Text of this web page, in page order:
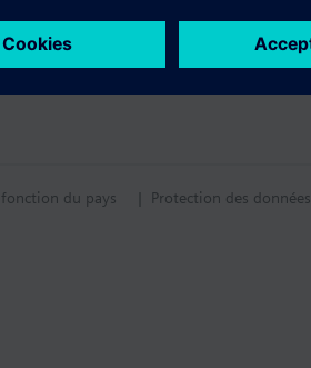
du pays | Protection des données